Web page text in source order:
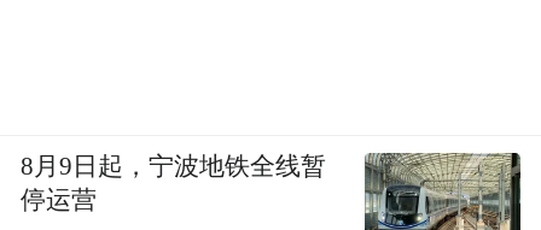
8月9日起，宁波地铁全线暂
停运营